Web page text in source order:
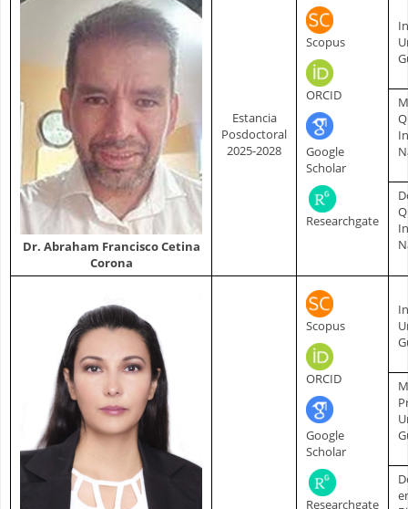
Dr. Abraham Francisco Cetina
Corona
Estancia
Posdoctoral
2025-2028
Scopus
ORCID
Google
Scholar
Researchgate
Scopus
ORCID
Google
Scholar
Researchgate